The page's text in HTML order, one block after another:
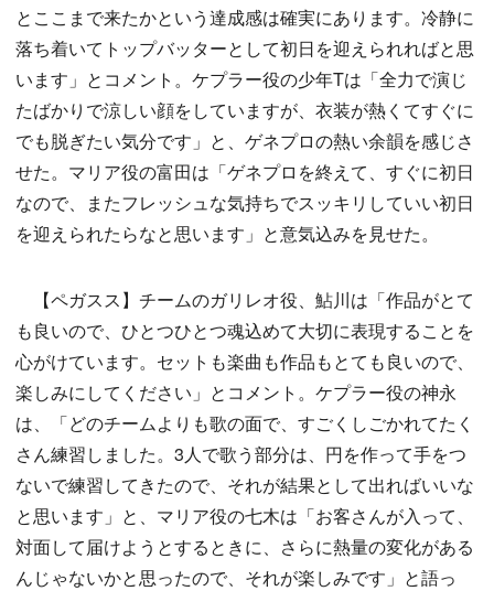
とここまで来たかという達成感は確実にあります。冷静に
落ち着いてトップバッターとして初日を迎えられればと思
います」とコメント。ケプラー役の少年Tは「全力で演じ
たばかりで涼しい顔をしていますが、衣装が熱くてすぐに
でも脱ぎたい気分です」と、ゲネプロの熱い余韻を感じさ
せた。マリア役の富田は「ゲネプロを終えて、すぐに初日
なので、またフレッシュな気持ちでスッキリしていい初日
を迎えられたらなと思います」と意気込みを見せた。
【ペガスス】チームのガリレオ役、鮎川は「作品がとて
も良いので、ひとつひとつ魂込めて大切に表現することを
心がけています。セットも楽曲も作品もとても良いので、
楽しみにしてください」とコメント。ケプラー役の神永
は、「どのチームよりも歌の面で、すごくしごかれてたく
さん練習しました。3人で歌う部分は、円を作って手をつ
ないで練習してきたので、それが結果として出ればいいな
と思います」と、マリア役の七木は「お客さんが入って、
対面して届けようとするときに、さらに熱量の変化がある
んじゃないかと思ったので、それが楽しみです」と語っ